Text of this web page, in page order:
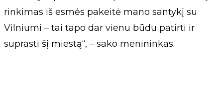
rinkimas iš esmės pakeitė mano santykį su
Vilniumi – tai tapo dar vienu būdu patirti ir
suprasti šį miestą“, – sako menininkas.